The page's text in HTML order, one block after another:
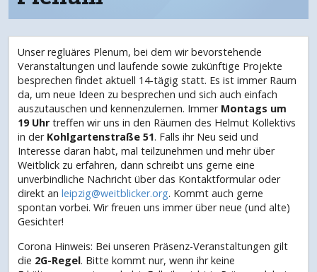
Unser regluäres Plenum, bei dem wir bevorstehende
Veranstaltungen und laufende sowie zukünftige Projekte
besprechen findet aktuell 14-tägig statt. Es ist immer Raum
da, um neue Ideen zu besprechen und sich auch einfach
auszutauschen und kennenzulernen. Immer Montags um
19 Uhrtreffen wir uns in den Räumen des Helmut Kollektivs
in der Kohlgartenstraße 51. Falls ihr Neu seid und
Interesse daran habt, mal teilzunehmen und mehr über
Weitblick zu erfahren, dann schreibt uns gerne eine
unverbindliche Nachricht über das Kontaktformular oder
direkt an leipzig@weitblicker.org. Kommt auch gerne
spontan vorbei. Wir freuen uns immer über neue (und alte)
Gesichter!
Corona Hinweis: Bei unseren Präsenz-Veranstaltungen gilt
die 2G-Regel. Bitte kommt nur, wenn ihr keine